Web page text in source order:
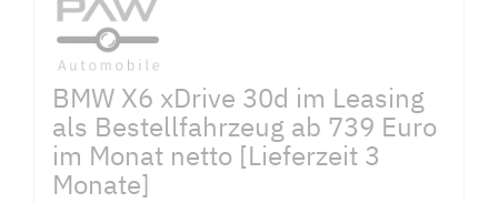
BMW X6 xDrive 30d im Leasing
als Bestellfahrzeug ab 739 Euro
im Monat netto [Lieferzeit 3
Monate]